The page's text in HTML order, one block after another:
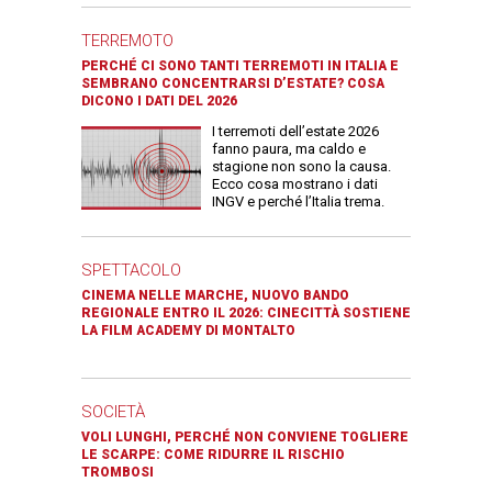
TERREMOTO
PERCHÉ CI SONO TANTI TERREMOTI IN ITALIA E
SEMBRANO CONCENTRARSI D’ESTATE? COSA
DICONO I DATI DEL 2026
I terremoti dell’estate 2026
fanno paura, ma caldo e
stagione non sono la causa.
Ecco cosa mostrano i dati
INGV e perché l’Italia trema.
SPETTACOLO
CINEMA NELLE MARCHE, NUOVO BANDO
REGIONALE ENTRO IL 2026: CINECITTÀ SOSTIENE
LA FILM ACADEMY DI MONTALTO
SOCIETÀ
VOLI LUNGHI, PERCHÉ NON CONVIENE TOGLIERE
LE SCARPE: COME RIDURRE IL RISCHIO
TROMBOSI